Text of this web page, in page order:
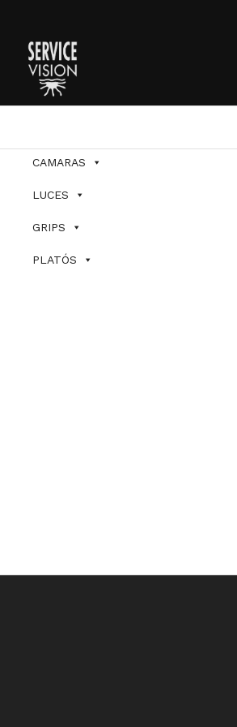
CAMARAS
LUCES
GRIPS
PLATÓS